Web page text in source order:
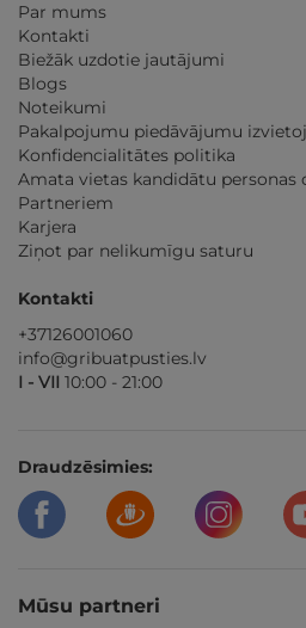
Par mums
Kontakti
Biežāk uzdotie jautājumi
Blogs
Noteikumi
Pakalpojumu piedāvājumu
Konfidencialitātes politika
Amata vietas kandidātu personas
Partneriem
Karjera
Ziņot par nelikumīgu saturu
Kontakti
+37126001060
info@gribuatpusties.lv
I - VII 10:00 - 21:00
Draudzēsimies:
Mūsu partneri